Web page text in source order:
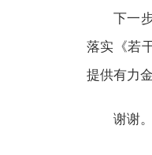
下一
落实《若
提供有力
谢谢。